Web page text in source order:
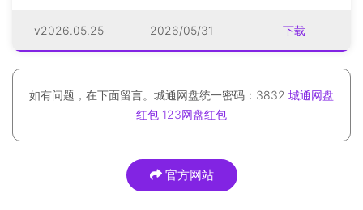
v2026.05.25 2026/05/31 下载
如有问题，在下面留言。城通网盘统一密码：3832 城通网盘
红包 123网盘红包
官方网站